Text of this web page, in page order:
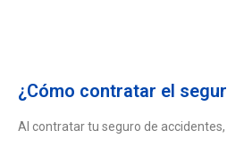
¿Cómo contratar el
Al contratar tu seguro de